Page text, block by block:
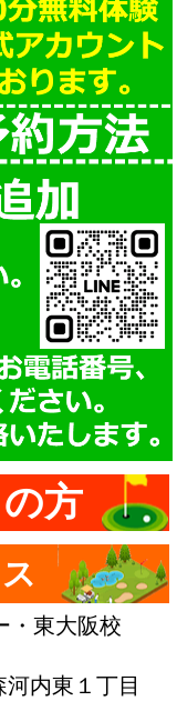
方
・東大阪校
内東１丁目